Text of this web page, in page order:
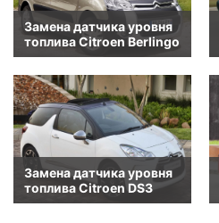
Замена датчика уровня
топлива Citroen Berlingo
Замена датчика уровня
топлива Citroen DS3